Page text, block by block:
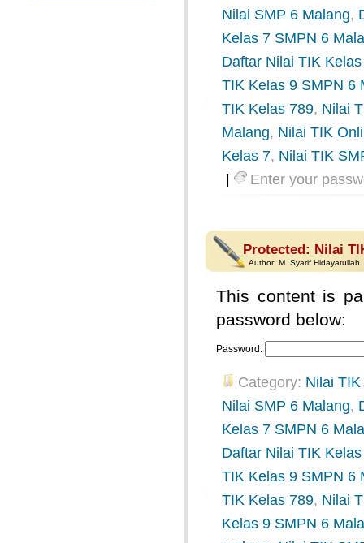
Nilai SMP 6 Malang,
Kelas 7 SMPN 6
Daftar Nilai TIK
TIK Kelas 9 SMPN 6
TIK Kelas 789, Nilai
Malang, Nilai TIK
Kelas 7, Nilai TIK
Enter your
Protected: Nilai
Author: M. Syarif Hidayatullah
This content is
password below:
Password:
Category: Nilai
Nilai SMP 6 Malang,
Kelas 7 SMPN 6
Daftar Nilai TIK
TIK Kelas 9 SMPN 6
TIK Kelas 789, Nilai
Kelas 9 SMPN 6